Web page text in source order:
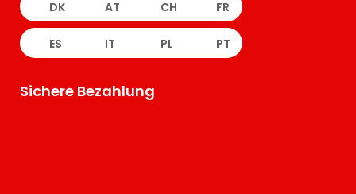
DK AT CH FR
ES IT PL PT
Sichere Bezahlung